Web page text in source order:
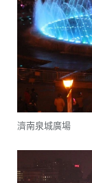
濟南泉城廣場